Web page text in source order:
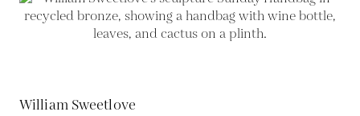
William Sweetlove